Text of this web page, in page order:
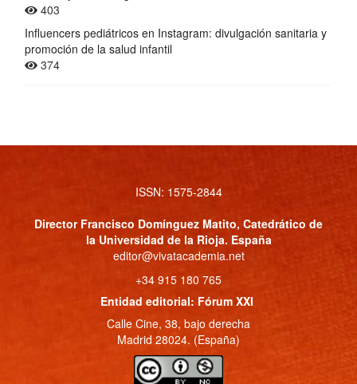
403
Influencers pediátricos en Instagram: divulgación sanitaria y
promoción de la salud infantil
374
ISSN: 1575-2844
Director Francisco Domínguez Matito, Catedrático de
la Universidad de la Rioja. España
editor@vivatacademia.net
+34 915 180 765
Entidad editorial: Fórum XXI
Calle Cine, 38, bajo derecha
Madrid 28024. (España)